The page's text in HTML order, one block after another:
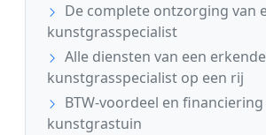
De complete ontzorging van
kunstgrasspecialist
Alle diensten van een erkende
kunstgrasspecialist op een rij
BTW-voordeel en
kunstgrastuin